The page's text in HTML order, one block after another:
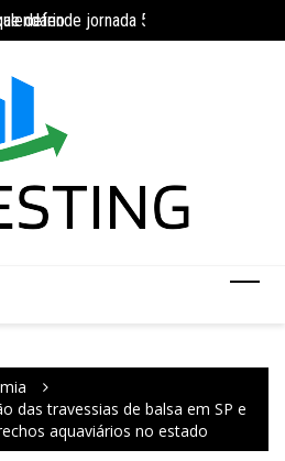
defende jornada 5×2 com limite de
das travessias de balsa em SP e
aquaviários no estado